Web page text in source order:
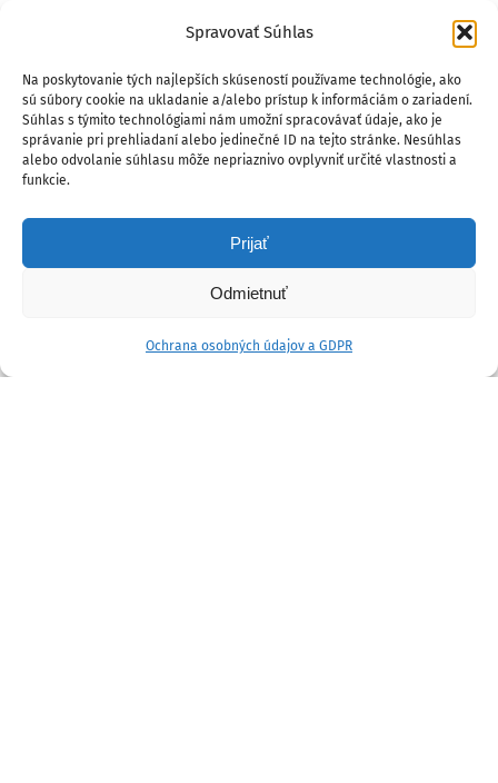
Spravovať Súhlas
Na poskytovanie tých najlepších skúseností používame technológie, ako
sú súbory cookie na ukladanie a/alebo prístup k informáciám o zariadení.
Súhlas s týmito technológiami nám umožní spracovávať údaje, ako je
správanie pri prehliadaní alebo jedinečné ID na tejto stránke. Nesúhlas
alebo odvolanie súhlasu môže nepriaznivo ovplyvniť určité vlastnosti a
funkcie.
Prijať
Odmietnuť
Ochrana osobných údajov a GDPR